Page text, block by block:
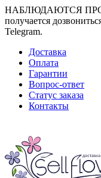
НАБЛЮДАЮТСЯ
получается
Telegram.
Доставка
Оплата
Гарантии
Вопрос-ответ
Статус заказа
Контакты